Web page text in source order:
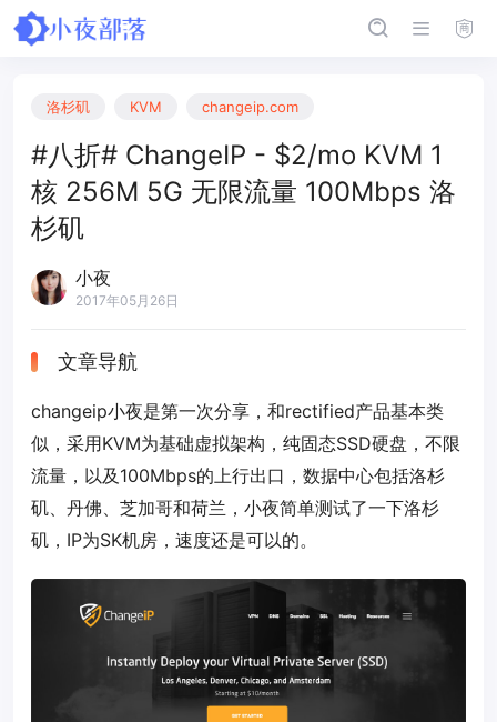
洛杉矶 KVM changeip.com
#八折# ChangeIP - $2/mo KVM 1
核 256M 5G 无限流量 100Mbps 洛
杉矶
小夜
2017年05月26日
文章导航
changeip小夜是第一次分享，和rectified产品基本类
似，采用KVM为基础虚拟架构，纯固态SSD硬盘，不限
流量，以及100Mbps的上行出口，数据中心包括洛杉
矶、丹佛、芝加哥和荷兰，小夜简单测试了一下洛杉
矶，IP为SK机房，速度还是可以的。